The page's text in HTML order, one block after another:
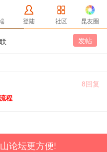
登陆 社区 昆友圈
发帖
8回复
程
论坛更方便!